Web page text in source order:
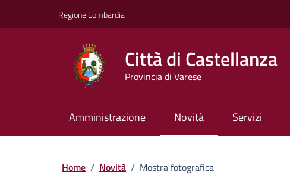
Regione Lombardia
Città di Castellanza
Provincia di Varese
Amministrazione Novità Servizi
Home / Novità / Mostra fotografica